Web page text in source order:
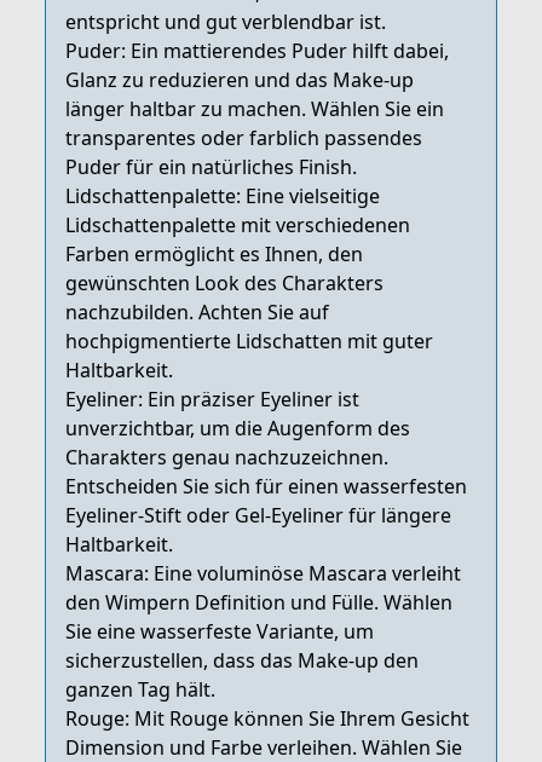
entspricht und gut verblendbar ist.
Puder: Ein mattierendes Puder hilft dabei,
Glanz zu reduzieren und das Make-up
länger haltbar zu machen. Wählen Sie ein
transparentes oder farblich passendes
Puder für ein natürliches Finish.
Lidschattenpalette: Eine vielseitige
Lidschattenpalette mit verschiedenen
Farben ermöglicht es Ihnen, den
gewünschten Look des Charakters
nachzubilden. Achten Sie auf
hochpigmentierte Lidschatten mit guter
Haltbarkeit.
Eyeliner: Ein präziser Eyeliner ist
unverzichtbar, um die Augenform des
Charakters genau nachzuzeichnen.
Entscheiden Sie sich für einen wasserfesten
Eyeliner-Stift oder Gel-Eyeliner für längere
Haltbarkeit.
Mascara: Eine voluminöse Mascara verleiht
den Wimpern Definition und Fülle. Wählen
Sie eine wasserfeste Variante, um
sicherzustellen, dass das Make-up den
ganzen Tag hält.
Rouge: Mit Rouge können Sie Ihrem Gesicht
Dimension und Farbe verleihen. Wählen Sie